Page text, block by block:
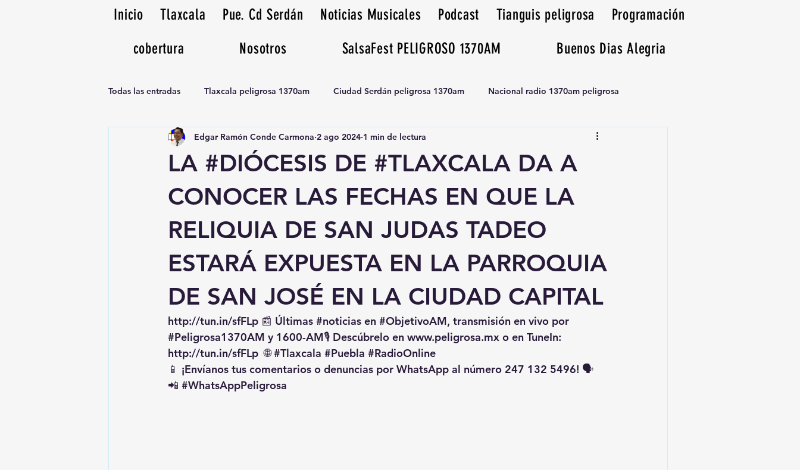
Inicio Tlaxcala Pue. Cd Serdán Noticias Musicales Podcast Tianguis peligrosa
Programación
cobertura
Nosotros SalsaFest PELIGROSO 1370AM Buenos Dias Alegria
Todas las entradas Tlaxcala peligrosa 1370am Ciudad Serdán peligrosa 1370am Nacional radio 1370am peligrosa
Noticias Musicales radio 1370am Tianguis peligrosa 1370am huamantla
LA #DIÓCESIS DE #TLAXCALA DA A
CONOCER LAS FECHAS EN QUE LA
RELIQUIA DE SAN JUDAS TADEO
ESTARÁ EXPUESTA EN LA PARROQUIA
DE SAN JOSÉ EN LA CIUDAD CAPITAL
Edgar Ramón Conde Carmona 2 ago 2024 1 min de lectura
http://tun.in/sfFLp 📰 Últimas #noticias en #ObjetivoAM, transmisión en vivo por
#Peligrosa1370AM y 1600-AM🎙️ Descúbrelo en www.peligrosa.mx o en TuneIn:
http://tun.in/sfFLp 🌐 #Tlaxcala #Puebla #RadioOnline
📱 ¡Envíanos tus comentarios o denuncias por WhatsApp al número 247 132 5496! 🗣️
📲 #WhatsAppPeligrosa